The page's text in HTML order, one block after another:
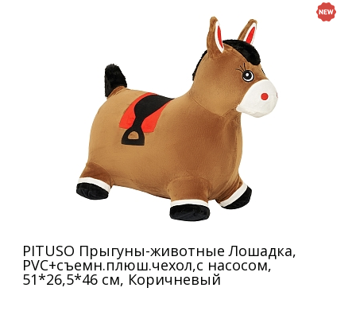
PITUSO Прыгуны-животные Лошадка,
PVC+съемн.плюш.чехол,с насосом,
51*26,5*46 см, Коричневый